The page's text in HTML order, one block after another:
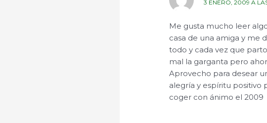
3 ENERO, 2009 A
Me gusta mucho leer
casa de una amiga y me
todo y cada vez que
mal la garganta pero
Aprovecho para desear
alegría y espíritu positivo
coger con ánimo el 2009